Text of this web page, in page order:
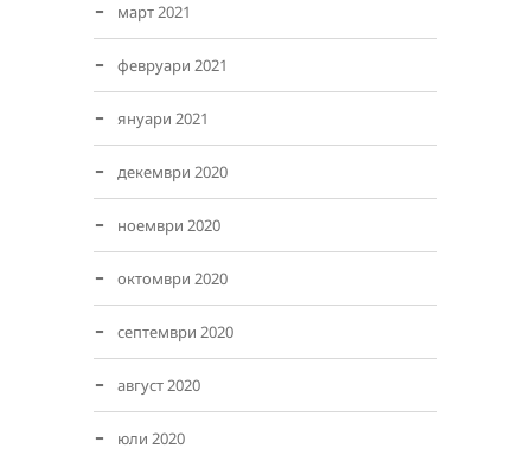
март 2021
февруари 2021
януари 2021
декември 2020
ноември 2020
октомври 2020
септември 2020
август 2020
юли 2020